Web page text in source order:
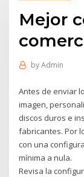
Mejor
byAdmin
Antes de enviar
imagen,
discos duros e
fabricantes. Por
con una
mínima a nula.
Revisa la